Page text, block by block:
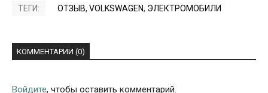
ТЕГИ: ОТЗЫВ, VOLKSWAGEN, ЭЛЕКТРОМОБИЛИ
КОММЕНТАРИИ (0)
Войдите, чтобы оставить комментарий.